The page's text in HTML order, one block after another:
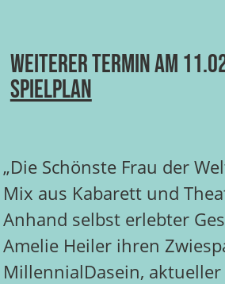
Weiterer Termin am
Spielplan
„Die Schönste Frau der
Mix aus Kabarett und
Anhand selbst erlebter
Amelie Heiler ihren
MillennialDasein,